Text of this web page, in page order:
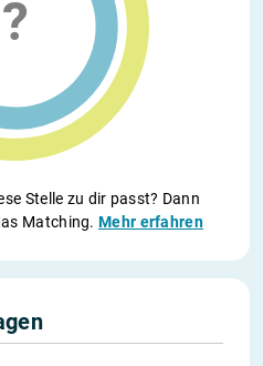
Stelle zu dir passt? Dann
Matching.Mehr erfahren